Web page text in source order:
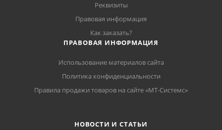
Реквизиты
Правовая информация
Как заказать?
ПРАВОВАЯ ИНФОРМАЦИЯ
Использование материалов сайта
Политика конфиденциальности
Правила продажи товаров на сайте «МТ-Системс»
НОВОСТИ И СТАТЬИ